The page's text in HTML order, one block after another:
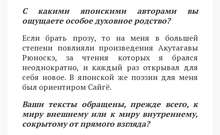
С какими японскими авторами вы
ощущаете особое духовное родство?
Если брать прозу, то на меня в большей
степени повлияли произведения Акутагавы
Рюноскэ, за чтения которых я брался
неоднократно, и каждый раз открывал для
себя новое. В японской же поэзии для меня
был ориентиром Сайгё.
Ваши тексты обращены, прежде всего, к
миру внешнему или к миру внутреннему,
сокрытому от прямого взгляда?